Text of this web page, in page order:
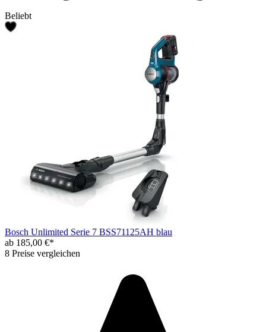
Beliebt
Bosch Unlimited Serie 7 BSS71125AH blau
ab 185,00 €*
8 Preise vergleichen